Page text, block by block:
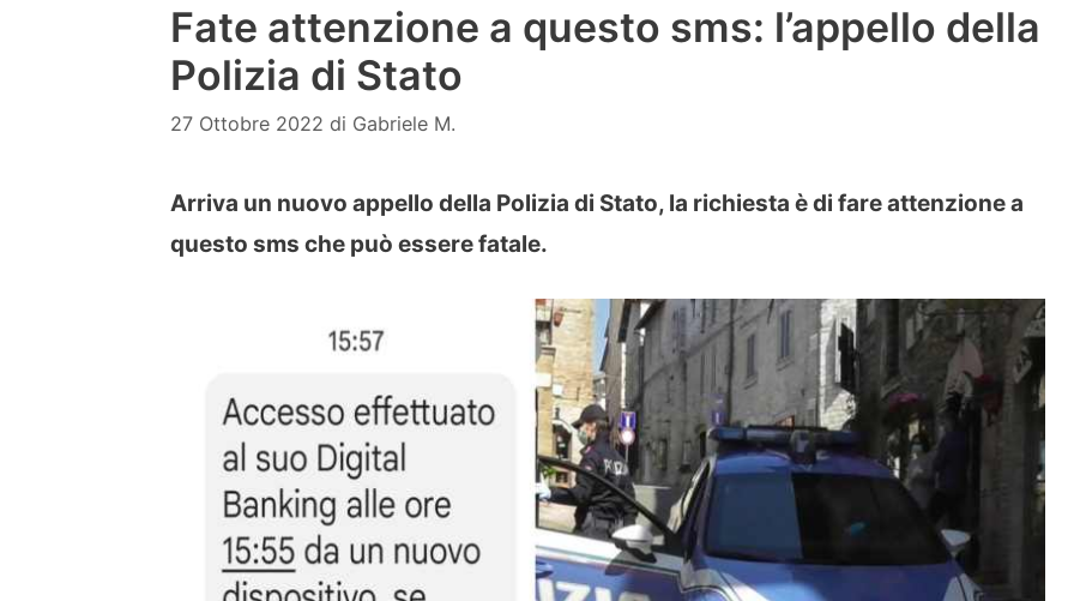
Fate attenzione a questo sms: l’appello della
Polizia di Stato
27 Ottobre 2022 di Gabriele M.
Arriva un nuovo appello della Polizia di Stato, la richiesta è di fare attenzione a
questo sms che può essere fatale.